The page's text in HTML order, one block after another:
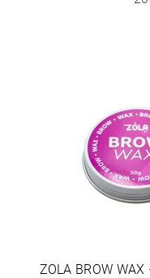
ZOLA BROW